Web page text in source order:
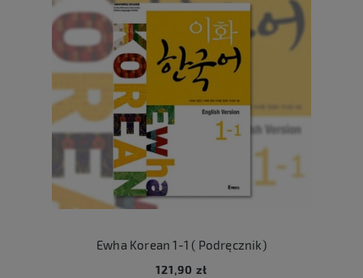
Ewha Korean 1-1 ( Podręcznik)
121,90 zł